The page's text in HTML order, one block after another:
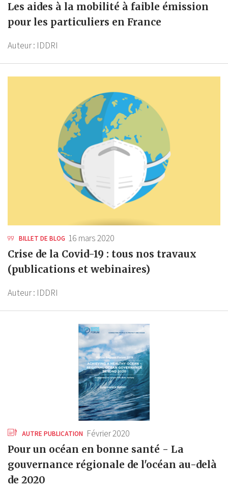
Les aides à la mobilité à faible émission
pour les particuliers en France
Auteur : IDDRI
BILLET DE BLOG 16 mars 2020
Crise de la Covid-19 : tous nos travaux
(publications et webinaires)
Auteur : IDDRI
AUTRE PUBLICATION Février 2020
Pour un océan en bonne santé - La
gouvernance régionale de l'océan au-delà
de 2020